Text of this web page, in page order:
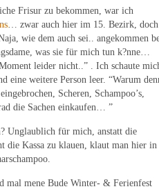
Frisur zu bekommen, war ich
… zwar auch hier im 15. Bezirk,
wie dem auch sei.. angekommen
was sie für mich tun k?nne…
leider nicht..” . Ich schaute
eine weitere Person leer. “Warum
Scheren, Schampoo’s,
die Sachen einkaufen… ”
Unglaublich für mich, anstatt die
die Kassa zu klauen, klaut man hier in
mal mene Bude Winter- & Ferienfest